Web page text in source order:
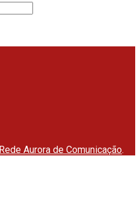
Rede Aurora de Comunicação.